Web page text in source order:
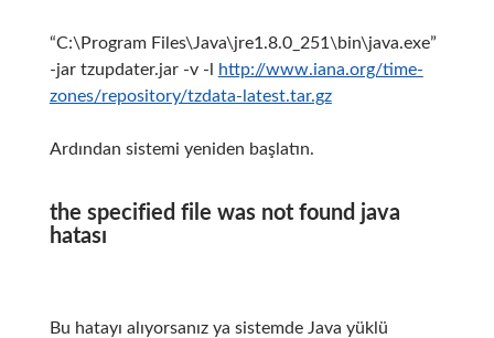
“C:\Program Files\Java\jre1.8.0_251\bin\java.exe”
-jar tzupdater.jar -v -l http://www.iana.org/time-
zones/repository/tzdata-latest.tar.gz
Ardından sistemi yeniden başlatın.
the specified file was not found java
hatası
Bu hatayı alıyorsanız ya sistemde Java yüklü